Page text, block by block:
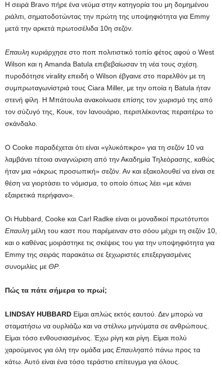
Η σειρά Bravo πήρε ένα νεύμα στην κατηγορία του μη δομημένου
ριάλιτι, σηματοδοτώντας την πρώτη της υποψηφιότητα για Emmy
μετά την αρκετά πρωτοσέλιδα 10η σεζόν.
Επαυλη κυριάρχησε στο ποπ πολιτιστικό τοπίο φέτος αφού ο West
Wilson και η Amanda Batula επιβεβαίωσαν τη νέα τους σχέση.
πυροδότησε virality επειδή ο Wilson έβγαινε στο παρελθόν με τη
συμπρωταγωνίστριά τους Ciara Miller, με την οποία η Batula ήταν
στενή φίλη. Η Μπάτουλα ανακοίνωσε επίσης τον χωρισμό της από
τον σύζυγό της, Κουκ, τον Ιανουάριο, περιπλέκοντας περαιτέρω το
σκάνδαλο.
Ο Cooke παραδέχεται ότι είναι «γλυκόπικρο» για τη σεζόν 10 να
λαμβάνει τέτοια αναγνώριση από την Ακαδημία Τηλεόρασης, καθώς
ήταν μια «άκρως προσωπική» σεζόν. Αν και εξακολουθεί να είναι σε
θέση να γιορτάσει το νόμισμα, το οποίο όπως λέει «με κάνει
εξαιρετικά περήφανο».
Οι Hubbard, Cooke και Carl Radke είναι οι μοναδικοί πρωτότυποι
Επαυλη μέλη του καστ που παρέμειναν στο σόου μέχρι τη σεζόν 10,
και ο καθένας μοιράστηκε τις σκέψεις του για την υποψηφιότητα για
Emmy της σειράς παρακάτω σε ξεχωριστές επεξεργασμένες
συνομιλίες με ΘΡ.
Πώς τα πάτε σήμερα το πρωί;
LINDSAY HUBBARD Είμαι απλώς εκτός εαυτού. Δεν μπορώ να
σταματήσω να ουρλιάζω και να στέλνω μηνύματα σε ανθρώπους.
Είμαι τόσο ενθουσιασμένος. Έχω ρίγη και ρίγη. Είμαι πολύ
χαρούμενος για όλη την ομάδα μας Επαυληαπό πάνω προς τα
κάτω. Αυτό είναι ένα τόσο τεράστιο επίτευγμα για όλους.